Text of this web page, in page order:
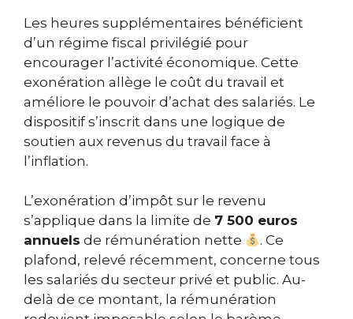
Les heures supplémentaires bénéficient
d’un régime fiscal privilégié pour
encourager l’activité économique. Cette
exonération allège le coût du travail et
améliore le pouvoir d’achat des salariés. Le
dispositif s’inscrit dans une logique de
soutien aux revenus du travail face à
l’inflation.
L’exonération d’impôt sur le revenu
s’applique dans la limite de 7 500 euros
annuels de rémunération nette
. Ce
plafond, relevé récemment, concerne tous
les salariés du secteur privé et public. Au-
delà de ce montant, la rémunération